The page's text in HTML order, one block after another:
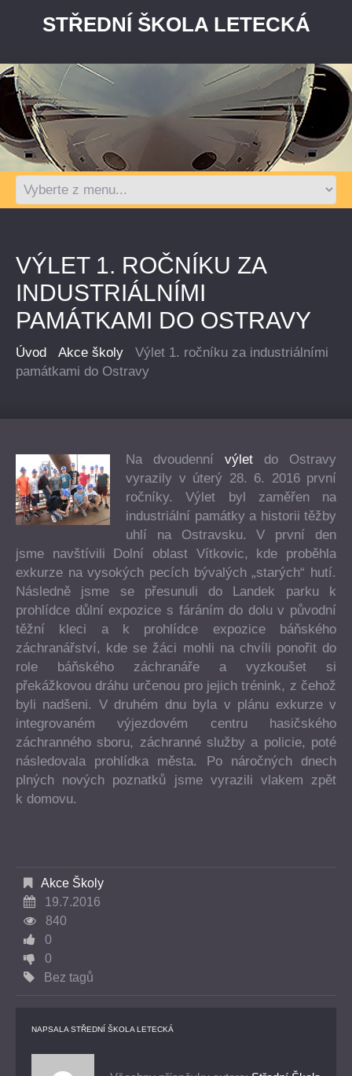
STŘEDNÍ ŠKOLA LETECKÁ
VÝLET 1. ROČNÍKU ZA
INDUSTRIÁLNÍMI
PAMÁTKAMI DO OSTRAVY
Úvod Akce školy
Výlet 1. ročníku za industriálními
památkami do Ostravy
Na dvoudenní výlet do Ostravy
vyrazily v úterý 28. 6. 2016 první
ročníky. Výlet byl zaměřen na
industriální památky a historii těžby
uhlí na Ostravsku. V první den
jsme navštívili Dolní oblast Vítkovic, kde proběhla
exkurze na vysokých pecích bývalých „starých“ hutí.
Následně jsme se přesunuli do Landek parku k
prohlídce důlní expozice s fáráním do dolu v původní
těžní kleci a k prohlídce expozice báňského
záchranářství, kde se žáci mohli na chvíli ponořit do
role báňského záchranáře a vyzkoušet si
překážkovou dráhu určenou pro jejich trénink, z čehož
byli nadšeni. V druhém dnu byla v plánu exkurze v
integrovaném výjezdovém centru hasičského
záchranného sboru, záchranné služby a policie, poté
následovala prohlídka města. Po náročných dnech
plných nových poznatků jsme vyrazili vlakem zpět
k domovu.
Akce Školy
19.7.2016
840
0
0
Bez tagů
NAPSALASTŘEDNÍ ŠKOLA LETECKÁ